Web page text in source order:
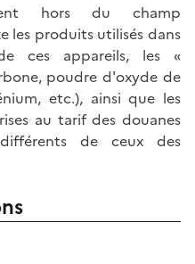
hors du champ
les produits utilisés dans
ces appareils, les «
poudre d'oxyde de
etc.), ainsi que les
au tarif des douanes
de ceux des